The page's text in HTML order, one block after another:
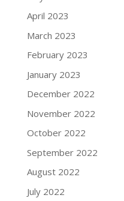
April 2023
March 2023
February 2023
January 2023
December 2022
November 2022
October 2022
September 2022
August 2022
July 2022